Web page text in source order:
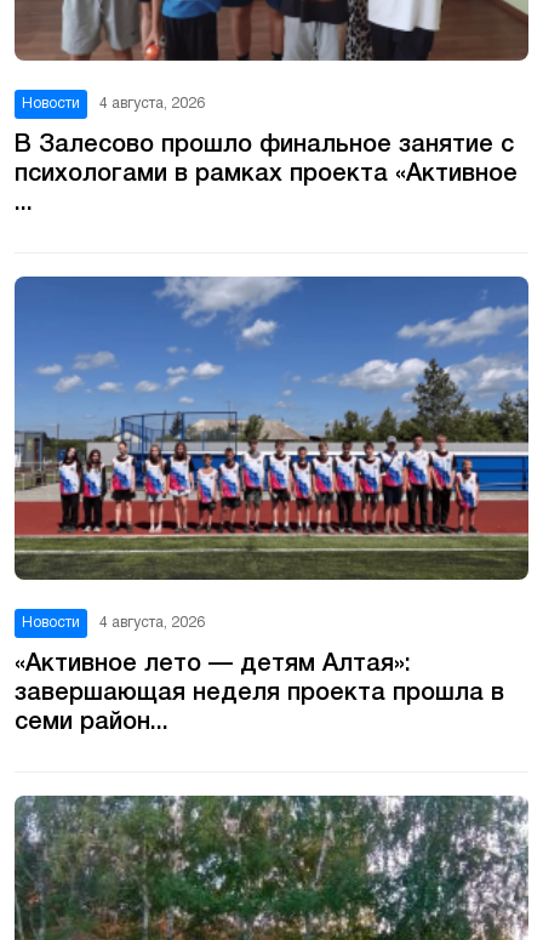
Новости 4 августа, 2026
В Залесово прошло финальное занятие с
психологами в рамках проекта «Активное
...
Новости 4 августа, 2026
«Активное лето — детям Алтая»:
завершающая неделя проекта прошла в
семи район...